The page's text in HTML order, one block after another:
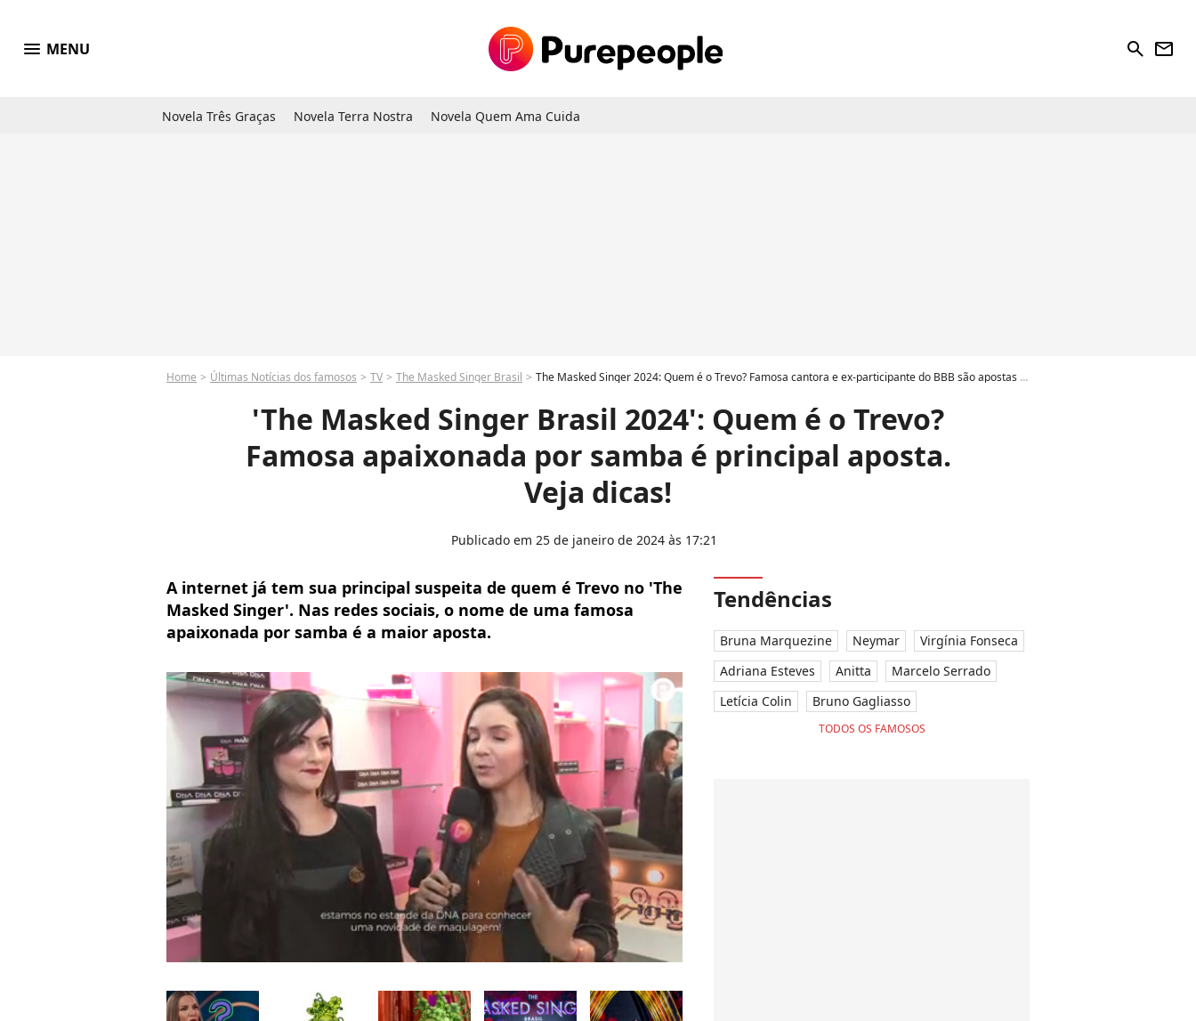
menu MENU search newsletter
Novela Três Graças Novela Terra Nostra Novela Quem Ama Cuida
Home Últimas Notícias dos famosos TV The Masked Singer Brasil The Masked Singer 2024: Quem é o Trevo? Famosa cantora e ex-participante do BBB são apostas da web. Veja dicas!
'The Masked Singer Brasil 2024': Quem é o Trevo?
Famosa apaixonada por samba é principal aposta.
Veja dicas!
Publicado em 25 de janeiro de 2024 às 17:21
A internet já tem sua principal suspeita de quem é Trevo no 'The
Masked Singer'. Nas redes sociais, o nome de uma famosa
apaixonada por samba é a maior aposta.
Tendências
Bruna Marquezine Neymar
Virgínia Fonseca
Adriana Esteves
Anitta
Marcelo Serrado
Letícia Colin
Bruno Gagliasso
TODOS OS FAMOSOS